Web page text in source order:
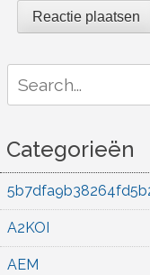
for:
Categorieën
A2KOI
AEM